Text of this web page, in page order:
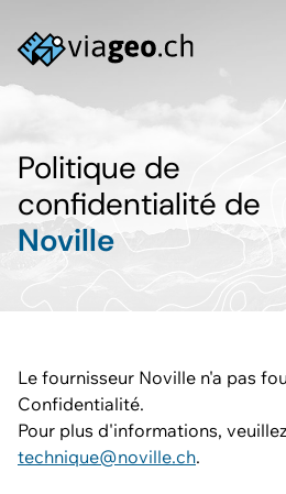
Politique de
confidentialité de
Noville
Le fournisseur Noville n'a pas
Confidentialité.
Pour plus d'informations,
technique@noville.ch.